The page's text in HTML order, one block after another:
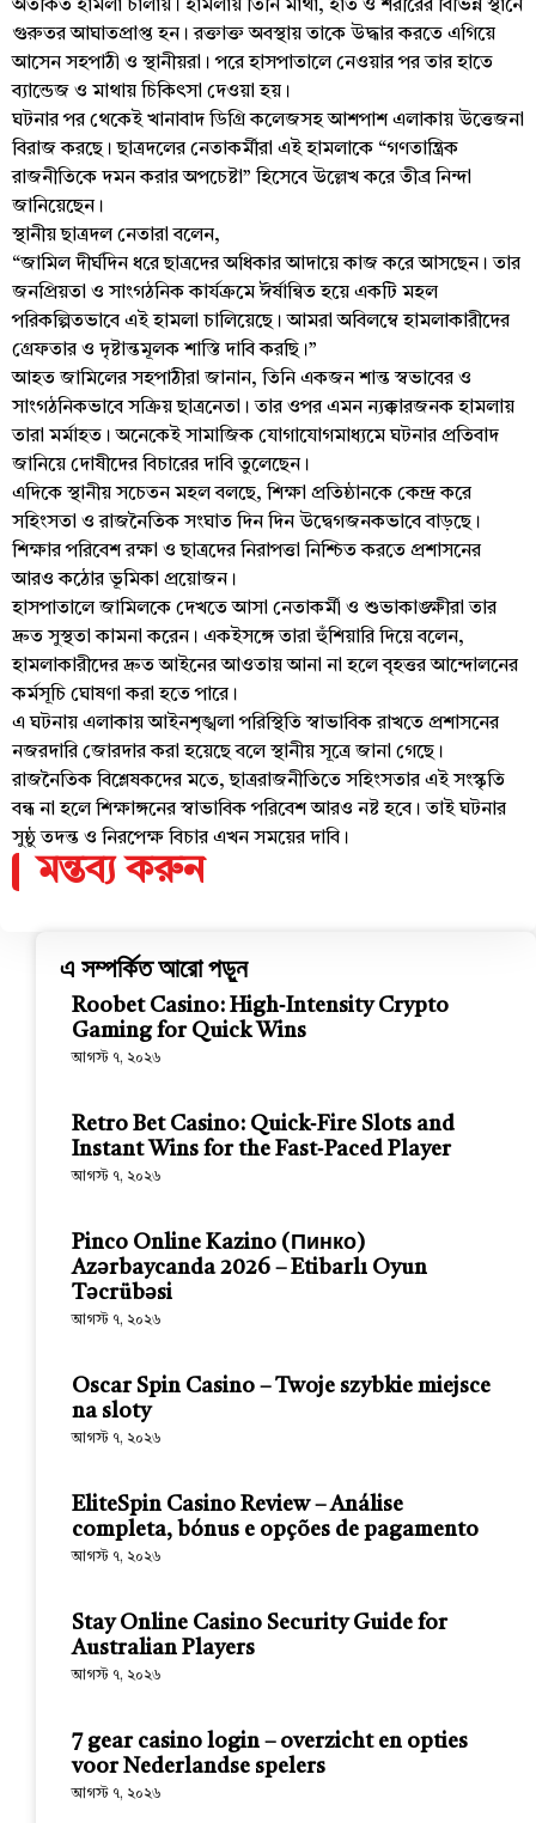
অতর্কিত হামলা চালায়। হামলায় তিনি মাথা, হাত ও শরীরের বিভিন্ন স্থানে
গুরুতর আঘাতপ্রাপ্ত হন। রক্তাক্ত অবস্থায় তাকে উদ্ধার করতে এগিয়ে
আসেন সহপাঠী ও স্থানীয়রা। পরে হাসপাতালে নেওয়ার পর তার হাতে
ব্যান্ডেজ ও মাথায় চিকিৎসা দেওয়া হয়।
ঘটনার পর থেকেই খানাবাদ ডিগ্রি কলেজসহ আশপাশ এলাকায় উত্তেজনা
বিরাজ করছে। ছাত্রদলের নেতাকর্মীরা এই হামলাকে “গণতান্ত্রিক
রাজনীতিকে দমন করার অপচেষ্টা” হিসেবে উল্লেখ করে তীব্র নিন্দা
জানিয়েছেন।
স্থানীয় ছাত্রদল নেতারা বলেন,
“জামিল দীর্ঘদিন ধরে ছাত্রদের অধিকার আদায়ে কাজ করে আসছেন। তার
জনপ্রিয়তা ও সাংগঠনিক কার্যক্রমে ঈর্ষান্বিত হয়ে একটি মহল
পরিকল্পিতভাবে এই হামলা চালিয়েছে। আমরা অবিলম্বে হামলাকারীদের
গ্রেফতার ও দৃষ্টান্তমূলক শাস্তি দাবি করছি।”
আহত জামিলের সহপাঠীরা জানান, তিনি একজন শান্ত স্বভাবের ও
সাংগঠনিকভাবে সক্রিয় ছাত্রনেতা। তার ওপর এমন ন্যক্কারজনক হামলায়
তারা মর্মাহত। অনেকেই সামাজিক যোগাযোগমাধ্যমে ঘটনার প্রতিবাদ
জানিয়ে দোষীদের বিচারের দাবি তুলেছেন।
এদিকে স্থানীয় সচেতন মহল বলছে, শিক্ষা প্রতিষ্ঠানকে কেন্দ্র করে
সহিংসতা ও রাজনৈতিক সংঘাত দিন দিন উদ্বেগজনকভাবে বাড়ছে।
শিক্ষার পরিবেশ রক্ষা ও ছাত্রদের নিরাপত্তা নিশ্চিত করতে প্রশাসনের
আরও কঠোর ভূমিকা প্রয়োজন।
হাসপাতালে জামিলকে দেখতে আসা নেতাকর্মী ও শুভাকাঙ্ক্ষীরা তার
দ্রুত সুস্থতা কামনা করেন। একইসঙ্গে তারা হুঁশিয়ারি দিয়ে বলেন,
হামলাকারীদের দ্রুত আইনের আওতায় আনা না হলে বৃহত্তর আন্দোলনের
কর্মসূচি ঘোষণা করা হতে পারে।
এ ঘটনায় এলাকায় আইনশৃঙ্খলা পরিস্থিতি স্বাভাবিক রাখতে প্রশাসনের
নজরদারি জোরদার করা হয়েছে বলে স্থানীয় সূত্রে জানা গেছে।
রাজনৈতিক বিশ্লেষকদের মতে, ছাত্ররাজনীতিতে সহিংসতার এই সংস্কৃতি
বন্ধ না হলে শিক্ষাঙ্গনের স্বাভাবিক পরিবেশ আরও নষ্ট হবে। তাই ঘটনার
সুষ্ঠু তদন্ত ও নিরপেক্ষ বিচার এখন সময়ের দাবি।
মন্তব্য করুন
এ সম্পর্কিত আরো পড়ুন
Roobet Casino: High‑Intensity Crypto
Gaming for Quick Wins
আগস্ট ৭, ২০২৬
Retro Bet Casino: Quick‑Fire Slots and
Instant Wins for the Fast‑Paced Player
আগস্ট ৭, ২০২৬
Pinco Online Kazino (Пинко)
Azərbaycanda 2026 – Etibarlı Oyun
Təcrübəsi
আগস্ট ৭, ২০২৬
Oscar Spin Casino – Twoje szybkie miejsce
na sloty
আগস্ট ৭, ২০২৬
EliteSpin Casino Review – Análise
completa, bónus e opções de pagamento
আগস্ট ৭, ২০২৬
Stay Online Casino Security Guide for
Australian Players
আগস্ট ৭, ২০২৬
7 gear casino login – overzicht en opties
voor Nederlandse spelers
আগস্ট ৭, ২০২৬